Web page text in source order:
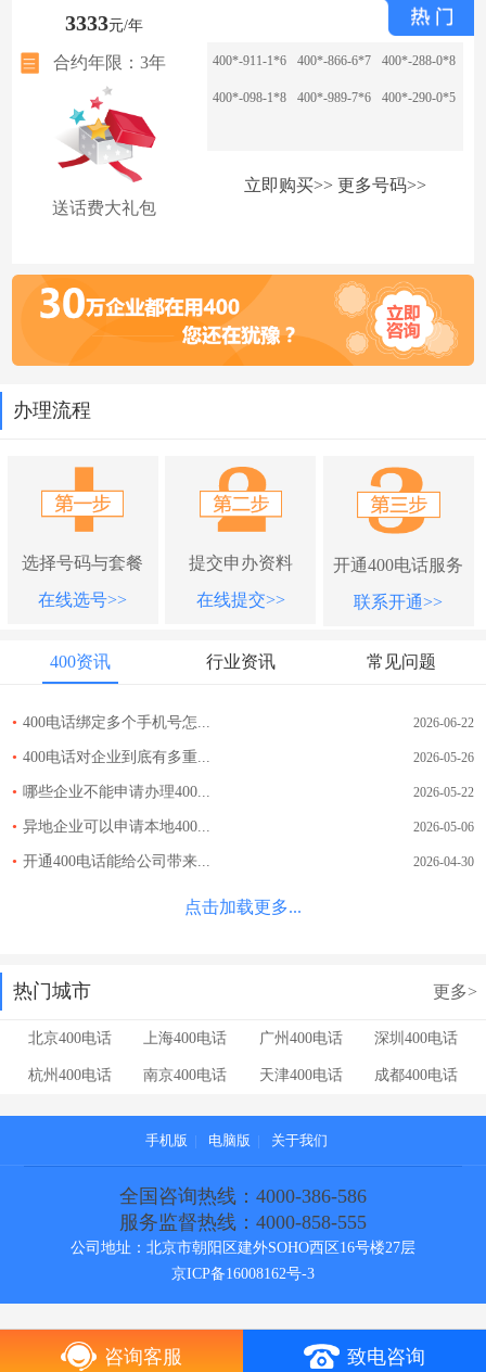
3333元/年
合约年限：3年
送话费大礼包
400*-911-1*6 400*-866-6*7 400*-288-0*8
400*-098-1*8 400*-989-7*6 400*-290-0*5
立即购买>> 更多号码>>
办理流程
选择号码与套餐
在线选号>>
提交申办资料
在线提交>>
开通400电话服务
联系开通>>
400资讯 行业资讯 常见问题
• 400电话绑定多个手机号怎... 2026-06-22
• 400电话对企业到底有多重... 2026-05-26
• 哪些企业不能申请办理400... 2026-05-22
• 异地企业可以申请本地400... 2026-05-06
• 开通400电话能给公司带来... 2026-04-30
点击加载更多...
热门城市 更多>
北京400电话 上海400电话 广州400电话 深圳400电话
杭州400电话 南京400电话 天津400电话 成都400电话
手机版 电脑版 关于我们
全国咨询热线：4000-386-586
服务监督热线：4000-858-555
公司地址：北京市朝阳区建外SOHO西区16号楼27层
京ICP备16008162号-3
咨询客服 致电咨询